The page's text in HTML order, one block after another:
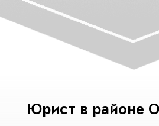
Юрист в районе